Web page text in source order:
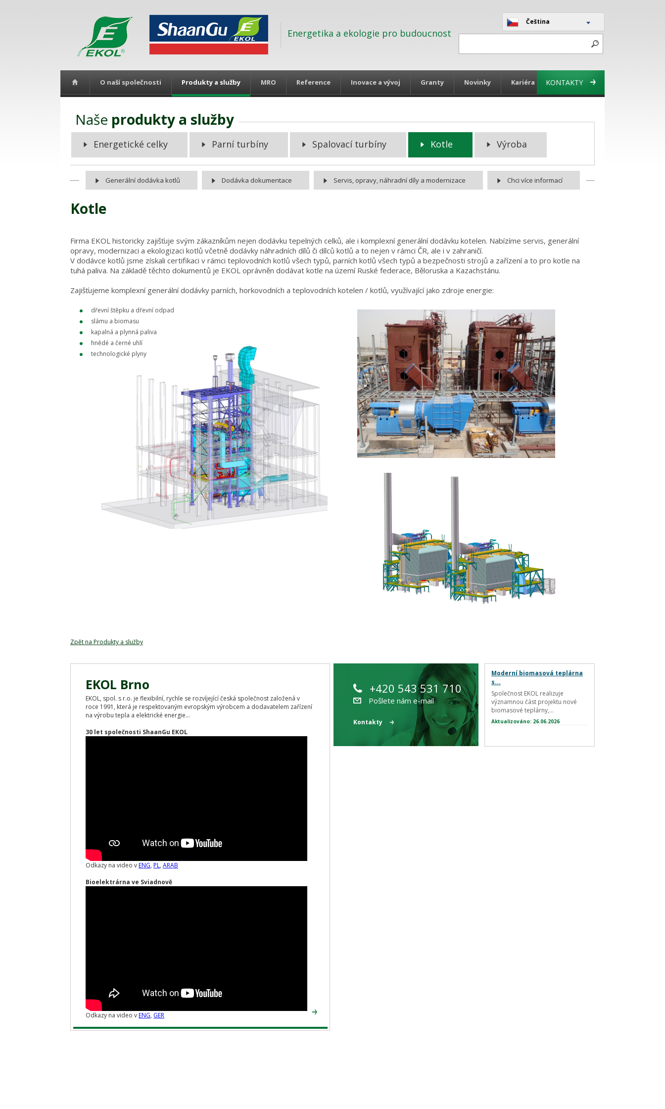
Energetika a ekologie pro budoucnost
Čeština
O naší společnosti Produkty a služby MRO Reference Inovace a vývoj Granty Novinky Kariéra KONTAKTY
Naše produkty a služby
Energetické celky Parní turbíny Spalovací turbíny Kotle Výroba
Generální dodávka kotlů Dodávka dokumentace Servis, opravy, náhradní díly a modernizace Chci více informací
Kotle
Firma EKOL historicky zajišťuje svým zákazníkům nejen dodávku tepelných celků, ale i komplexní generální dodávku kotelen. Nabízíme servis, generální
opravy, modernizaci a ekologizaci kotlů včetně dodávky náhradních dílů či dílců kotlů a to nejen v rámci ČR, ale i v zahraničí.
V dodávce kotlů jsme získali certifikaci v rámci teplovodních kotlů všech typů, parních kotlů všech typů a bezpečnosti strojů a zařízení a to pro kotle na
tuhá paliva. Na základě těchto dokumentů je EKOL oprávněn dodávat kotle na území Ruské federace, Běloruska a Kazachstánu.
Zajišťujeme komplexní generální dodávky parních, horkovodních a teplovodních kotelen / kotlů, využívající jako zdroje energie:
dřevní štěpku a dřevní odpad
slámu a biomasu
kapalná a plynná paliva
hnědé a černé uhlí
technologické plyny
Zpět na Produkty a služby
EKOL Brno
EKOL, spol. s r.o. je flexibilní, rychle se rozvíjející česká společnost založená v
roce 1991, která je respektovaným evropským výrobcem a dodavatelem zařízení
na výrobu tepla a elektrické energie...
30 let společnosti ShaanGu EKOL
Odkazy na video vENG, PL, ARAB
Bioelektrárna ve Sviadnově
Odkazy na video vENG, GER
+420 543 531 710
Pošlete nám e-mail
Kontakty
Moderní biomasová teplárna
s...
Společnost EKOL realizuje
významnou část projektu nové
biomasové teplárny,...
Aktualizováno: 26.06.2026